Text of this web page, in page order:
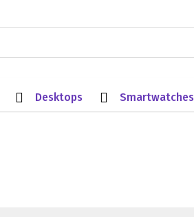
Desktops Smartwatches